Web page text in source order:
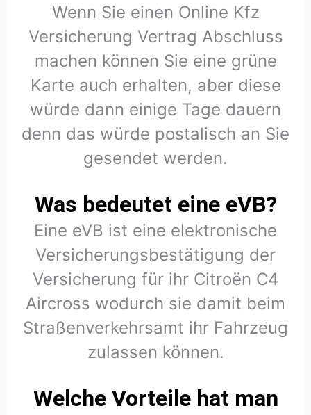
Wenn Sie einen Online Kfz
Versicherung Vertrag Abschluss
machen können Sie eine grüne
Karte auch erhalten, aber diese
würde dann einige Tage dauern
denn das würde postalisch an Sie
gesendet werden.
Was bedeutet eine eVB?
Eine eVB ist eine elektronische
Versicherungsbestätigung der
Versicherung für ihr Citroën C4
Aircross wodurch sie damit beim
Straßenverkehrsamt ihr Fahrzeug
zulassen können.
Welche Vorteile hat man